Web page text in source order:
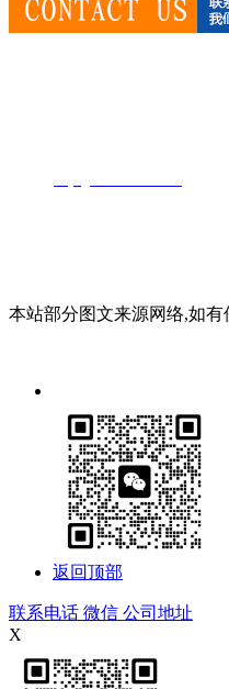
本站部分图文来源网络,如有
返回顶部
联系电话 微信 公司地址
X